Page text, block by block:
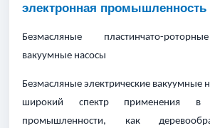
электронная промышленность
Безмасляные пластинчато-
вакуумные насосы
Безмасляные электрические вакуумные
широкий спектр применения в
промышленности, как